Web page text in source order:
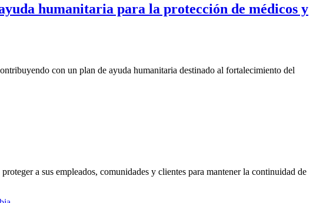
humanitaria para la protección de médicos y
con un plan de ayuda humanitaria destinado al fortalecimiento del
a sus empleados, comunidades y clientes para mantener la continuidad de